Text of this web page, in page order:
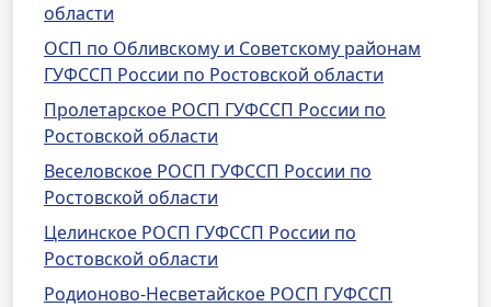
области
ОСП по Обливскому и Советскому районам
ГУФССП России по Ростовской области
Пролетарское РОСП ГУФССП России по
Ростовской области
Веселовское РОСП ГУФССП России по
Ростовской области
Целинское РОСП ГУФССП России по
Ростовской области
Родионово-Несветайское РОСП ГУФССП